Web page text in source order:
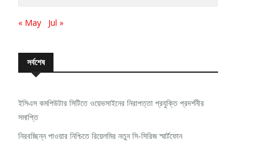
« May Jul »
সর্বশেষ
ইসিএস কমপিউটার সিটিতে ওয়েভসাইনের নিরাপত্তা প্রযুক্তি প্রদর্শনীর
সমাপ্তি
নিরবচ্ছিন্ন পাওয়ার নিশ্চিতে রিয়েলমির নতুন সি-সিরিজ স্মার্টফোন